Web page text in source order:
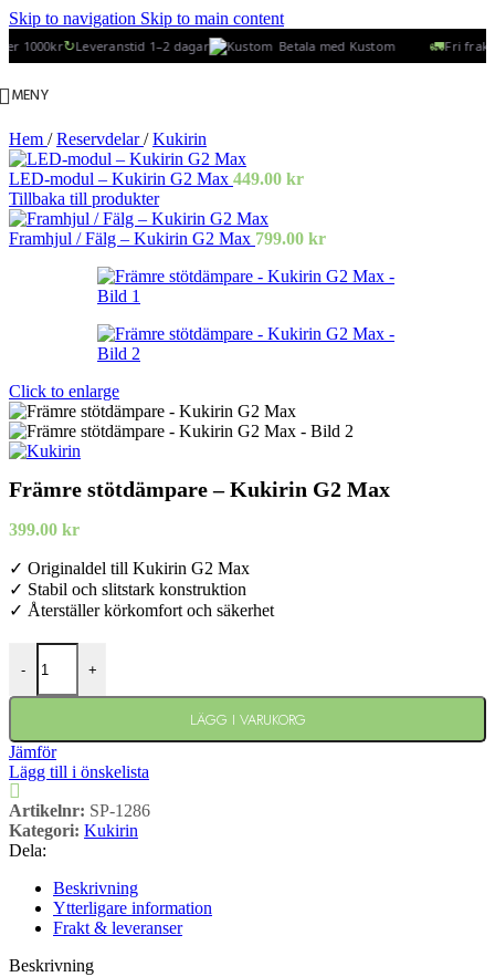
Skip to navigation Skip to main content
1000kr↻Leveranstid 1–2 dagar Betala med Kustom 🚛Fri frakt
MENY
Hem / Reservdelar/ Kukirin
LED-modul – Kukirin G2 Max 449.00 kr
Tillbaka till produkter
Framhjul / Fälg – Kukirin G2 Max 799.00 kr
Click to enlarge
Främre stötdämpare – Kukirin G2 Max
399.00 kr
✓ Originaldel till Kukirin G2 Max
✓ Stabil och slitstark konstruktion
✓ Återställer körkomfort och säkerhet
-
Främre stötdämpare - Kukirin G2 Max mängd
+
LÄGG I VARUKORG
Jämför
Lägg till i önskelista
Artikelnr: SP-1286
Kategori: Kukirin
Dela:
Beskrivning
Ytterligare information
Frakt & leveranser
Beskrivning